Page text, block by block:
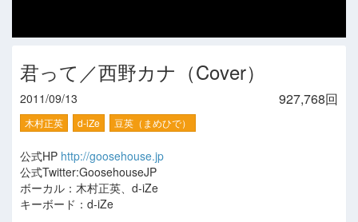
君って／西野カナ（Cover）
927,768回
2011/09/13
木村正英 d-iZe 豆英（まめひで）
公式HP http://goosehouse.jp
公式Twitter:GoosehouseJP
ボーカル：木村正英、d-iZe
キーボード：d-iZe